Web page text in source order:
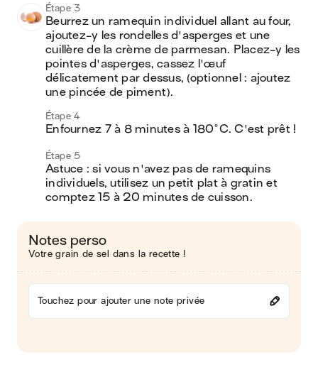
Étape 3
Beurrez un ramequin individuel allant au four,
ajoutez-y les rondelles d'asperges et une
cuillère de la crème de parmesan. Placez-y les
pointes d'asperges, cassez l'œuf
délicatement par dessus, (optionnel : ajoutez
une pincée de piment).
Étape 4
Enfournez 7 à 8 minutes à 180°C. C'est prêt !
Étape 5
Astuce : si vous n'avez pas de ramequins
individuels, utilisez un petit plat à gratin et
comptez 15 à 20 minutes de cuisson.
Notes perso
Votre grain de sel dans la recette !
Touchez pour ajouter une note privée